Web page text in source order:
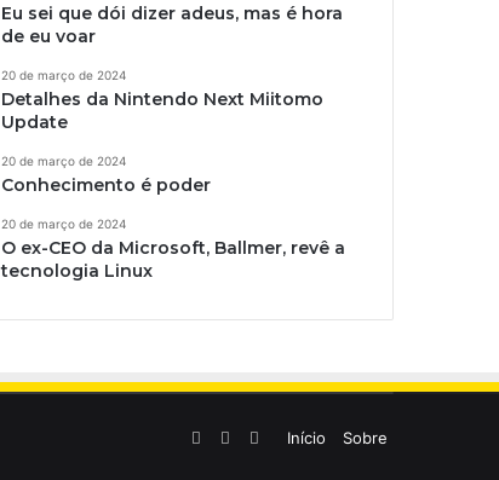
Eu sei que dói dizer adeus, mas é hora
de eu voar
20 de março de 2024
Detalhes da Nintendo Next Miitomo
Update
20 de março de 2024
Conhecimento é poder
20 de março de 2024
O ex-CEO da Microsoft, Ballmer, revê a
tecnologia Linux
Início Sobre
LinkedinYouTubeInstagram